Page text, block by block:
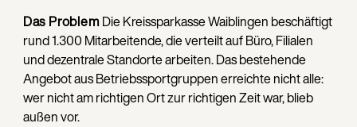
Das ProblemDie Kreissparkasse Waiblingen beschäftigt
rund 1.300 Mitarbeitende, die verteilt auf Büro, Filialen
und dezentrale Standorte arbeiten. Das bestehende
Angebot aus Betriebssportgruppen erreichte nicht alle:
wer nicht am richtigen Ort zur richtigen Zeit war, blieb
außen vor.